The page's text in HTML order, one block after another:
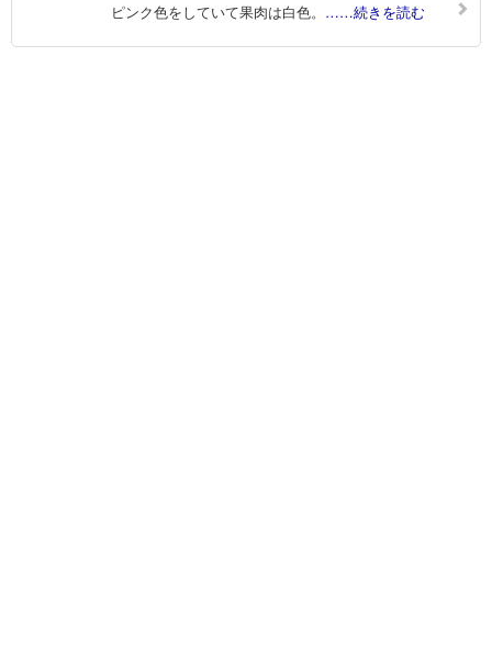
ピンク色をしていて果肉は白色。 ……続きを読む